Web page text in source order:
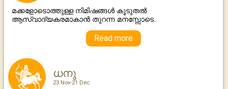
മക്കളോടൊത്തുള്ള നിമിഷങ്ങള്‍ കൂടുതല്‍
ആസ്വാദ്യകരമാകാന്‍ തുറന്ന മനസ്സോടെ..
Read more
ധനു
23 Nov-21 Dec